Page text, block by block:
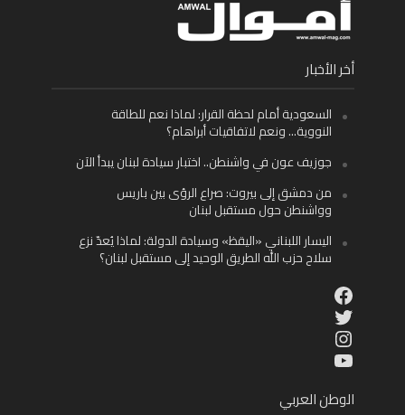
أخر الأخبار
السعودية أمام لحظة القرار: لماذا نعم للطاقة
النووية… ونعم لاتفاقيات أبراهام؟
جوزيف عون في واشنطن.. اختبار سيادة لبنان يبدأ الآن
من دمشق إلى بيروت: صراع الرؤى بين باريس
وواشنطن حول مستقبل لبنان
اليسار اللبناني «اليقظ» وسيادة الدولة: لماذا يُعدّ نزع
سلاح حزب الله الطريق الوحيد إلى مستقبل لبنان؟
Facebook
Twitter
Instagram
YouTube
الوطن العربي